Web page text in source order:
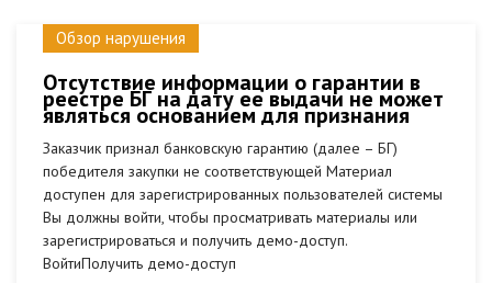
Обзор нарушения
Отсутствие информации о гарантии в
реестре БГ на дату ее выдачи не может
являться основанием для признания
Заказчик признал банковскую гарантию (далее – БГ)
победителя закупки не соответствующей Материал
доступен для зарегистрированных пользователей системы
Вы должны войти, чтобы просматривать материалы или
зарегистрироваться и получить демо-доступ.
ВойтиПолучить демо-доступ